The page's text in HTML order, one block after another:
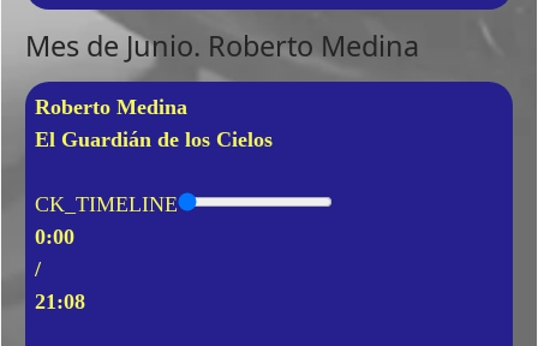
Mes de Junio. Roberto Medina
Roberto Medina
El Guardián de los Cielos
CK_TIMELINE
0:00
/
21:08